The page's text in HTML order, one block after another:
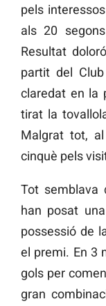
pels
als 20
Resultat
partit del
claredat en la
tirat la
Malgrat tot,
cinquè pels
Tot semblava
han posat
possessió de
el premi. En 3
gols per
gran